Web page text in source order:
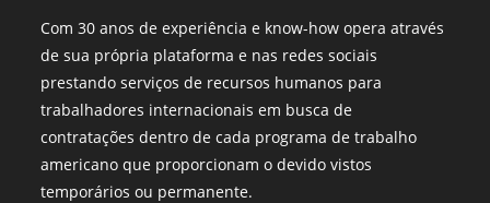
Com 30 anos de experiência e know-how opera através
de sua própria plataforma e nas redes sociais
prestando serviços de recursos humanos para
trabalhadores internacionais em busca de
contratações dentro de cada programa de trabalho
americano que proporcionam o devido vistos
temporários ou permanente.